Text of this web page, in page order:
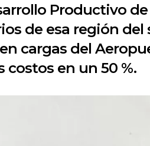
Productivo
de esa región
cargas del
costos en un 50 %.